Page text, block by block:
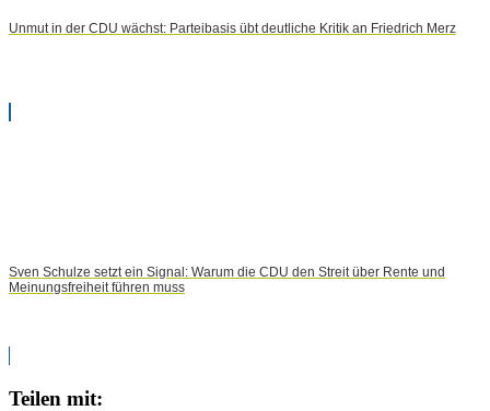
Unmut in der CDU wächst: Parteibasis übt deutliche Kritik an Friedrich Merz
Sven Schulze setzt ein Signal: Warum die CDU den Streit über Rente und
Meinungsfreiheit führen muss
Teilen mit: